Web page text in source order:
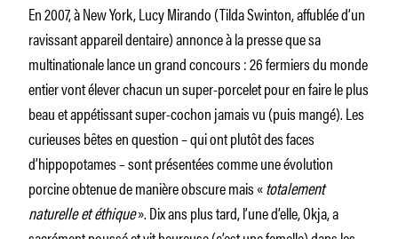
En 2007, à New York, Lucy Mirando (Tilda Swinton, affublée d’un
ravissant appareil dentaire) annonce à la presse que sa
multinationale lance un grand concours : 26 fermiers du monde
entier vont élever chacun un super-porcelet pour en faire le plus
beau et appétissant super-cochon jamais vu (puis mangé). Les
curieuses bêtes en question – qui ont plutôt des faces
d’hippopotames – sont présentées comme une évolution
porcine obtenue de manière obscure mais «totalement
naturelle et éthique». Dix ans plus tard, l’une d’elle, Okja, a